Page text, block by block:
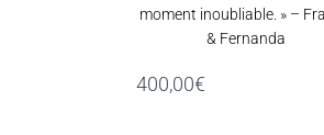
moment inoubliable. » –
& Fernanda
400,00€